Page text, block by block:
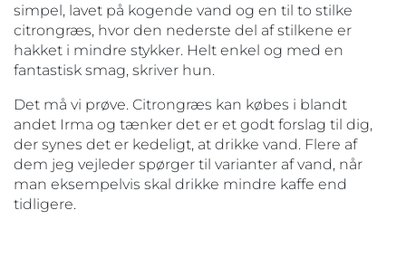
simpel, lavet på kogende vand og en til to stilke
citrongræs, hvor den nederste del af stilkene er
hakket i mindre stykker. Helt enkel og med en
fantastisk smag, skriver hun.
Det må vi prøve. Citrongræs kan købes i blandt
andet Irma og tænker det er et godt forslag til dig,
der synes det er kedeligt, at drikke vand. Flere af
dem jeg vejleder spørger til varianter af vand, når
man eksempelvis skal drikke mindre kaffe end
tidligere.